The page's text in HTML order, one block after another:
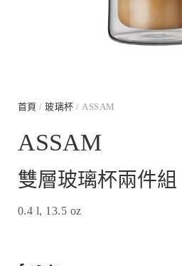
首頁 /玻璃杯 / ASSAM
ASSAM
雙層玻璃杯兩件組
0.4 l, 13.5 oz